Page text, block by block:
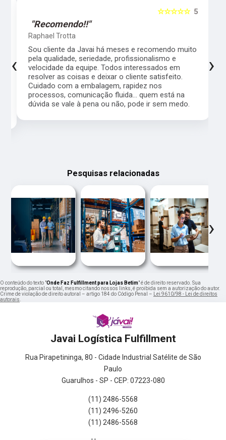
5
☆☆☆☆☆
"Recomendo!!"
Raphael Trotta
Sou cliente da Javai há meses e recomendo muito
pela qualidade, seriedade, profissionalismo e
velocidade da equipe. Todos interessados em
resolver as coisas e deixar o cliente satisfeito.
Cuidado com a embalagem, rapidez nos
processos, comunicação fluida... quem está na
dúvida se vale à pena ou não, pode ir sem medo.
‹ ›
Pesquisas relacionadas
›
O conteúdo do texto "Onde Faz Fulfillment para Lojas Betim" é de direito reservado. Sua
reprodução, parcial ou total, mesmo citando nossos links, é proibida sem a autorização do autor.
Crime de violação de direito autoral – artigo 184 do Código Penal –
Lei 9610/98 - Lei de direitos
autorais
Javai Logística Fulfillment
Rua Pirapetininga, 80 - Cidade Industrial Satélite de São
Paulo
Guarulhos - SP - CEP: 07223-080
(11) 2486-5568
(11) 2496-5260
(11) 2486-5568